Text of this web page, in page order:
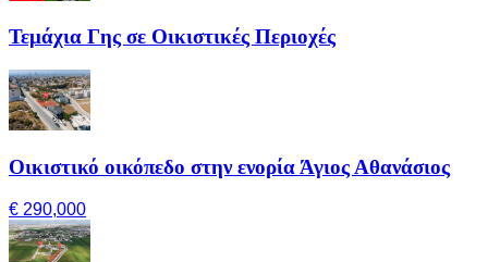
Τεμάχια Γης σε Οικιστικές Περιοχές
Οικιστικό οικόπεδο στην ενορία Άγιος Αθανάσιος
€ 290,000